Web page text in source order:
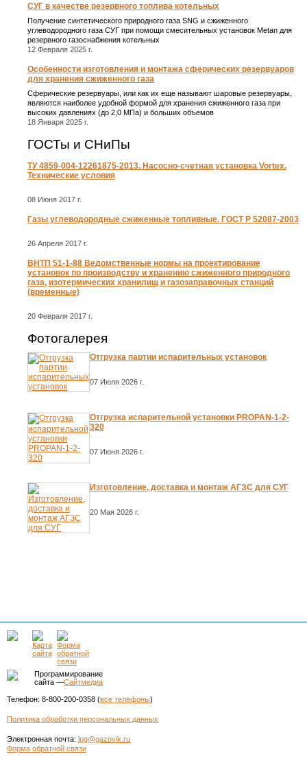
СУГ в качестве резервного топлива котельных
Получение синтетического природного газа SNG и сжиженного
углеводородного газа СУГ при помощи смесительных установок Metan для
резервного газоснабжения котельных
12 Февраля 2025 г.
Особенности изготовления и монтажа сферических резервуаров
для хранения сжиженного газа
Сферические резервуары, или как их еще называют шаровые резервуары,
являются наиболее удобной формой для хранения сжиженного газа при
высоких давлениях (до 2,0 МПа) и больших объемов
18 Января 2025 г.
ГОСТы и СНиПы
ТУ 4859-004-12261875-2013. Насосно-счетная установка Vortex.
Технические условия
08 Июня 2017 г.
Газы углеводородные сжиженные топливные. ГОСТ Р 52087-2003
26 Апреля 2017 г.
ВНТП 51-1-88 Ведомственные нормы на проектирование
установок по производству и хранению сжиженного природного
газа, изотермических хранилищ и газозаправочных станций
(временные)
20 Февраля 2017 г.
Фотогалерея
Отгрузка партии испарительных установок
07 Июля 2026 г.
Отгрузка испарительной установки PROPAN-1-2-
320
07 Июня 2026 г.
Изготовление, доставка и монтаж АГЗС для СУГ
20 Мая 2026 г.
Программирование
сайта —Сайтмедиа
Телефон: 8-800-200-0358 (все телефоны)
Политика обработки персональных данных
Электронная почта: lpg@gazovik.ru
Форма обратной связи